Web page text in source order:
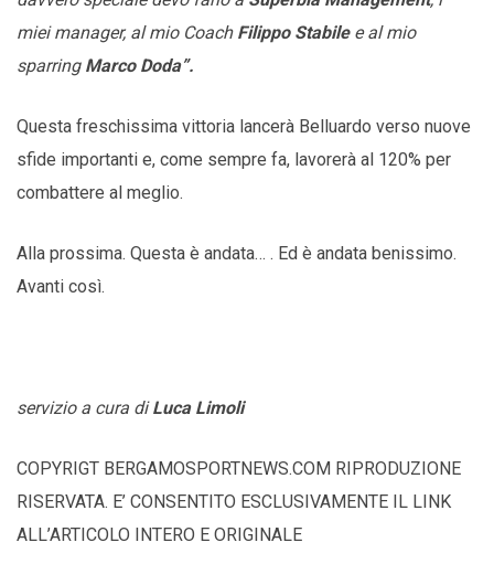
miei manager, al mio Coach Filippo Stabilee al mio
sparring Marco Doda”.
Questa freschissima vittoria lancerà Belluardo verso nuove
sfide importanti e, come sempre fa, lavorerà al 120% per
combattere al meglio.
Alla prossima. Questa è andata… . Ed è andata benissimo.
Avanti così.
servizio a cura diLuca Limoli
COPYRIGT BERGAMOSPORTNEWS.COM RIPRODUZIONE
RISERVATA. E’ CONSENTITO ESCLUSIVAMENTE IL LINK
ALL’ARTICOLO INTERO E ORIGINALE